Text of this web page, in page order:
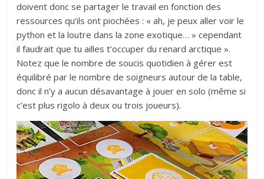
doivent donc se partager le travail en fonction des
ressources qu’ils ont piochées : « ah, je peux aller voir le
python et la loutre dans la zone exotique… » cependant
il faudrait que tu ailles t’occuper du renard arctique ».
Notez que le nombre de soucis quotidien à gérer est
équilibré par le nombre de soigneurs autour de la table,
donc il n’y a aucun désavantage à jouer en solo (même si
c’est plus rigolo à deux ou trois joueurs).